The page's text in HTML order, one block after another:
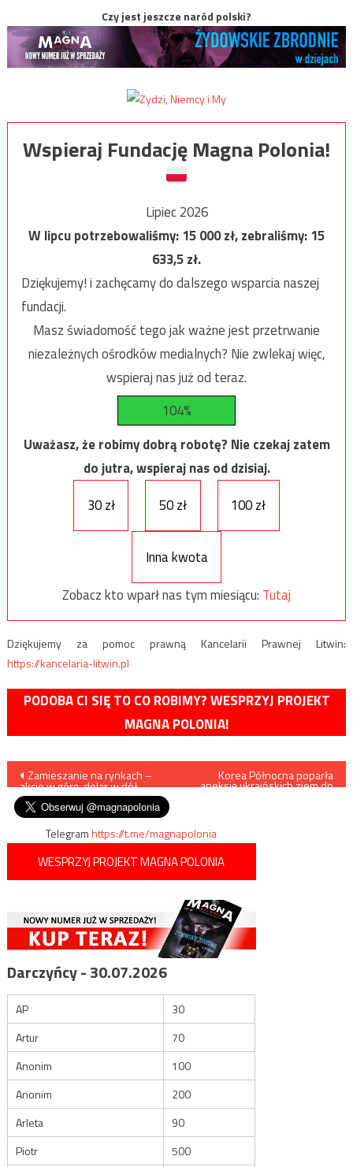
Czy jest jeszcze naród polski?
Wspieraj Fundację Magna Polonia!
Lipiec 2026
W lipcu potrzebowaliśmy:15 000zł, zebraliśmy:15
633,5zł.
Dziękujemy! i zachęcamy do dalszego wsparcia naszej
fundacji.
Masz świadomość tego jak ważne jest przetrwanie
niezależnych ośrodków medialnych? Nie zwlekaj więc,
wspieraj nas już od teraz.
104%
Uważasz, że robimy dobrą robotę? Nie czekaj zatem
do jutra, wspieraj nas od dzisiaj.
30 zł
50 zł 100 zł
Inna kwota
Zobacz kto wparł nas tym miesiącu: Tutaj
Dziękujemy za pomoc prawną Kancelarii Prawnej Litwin:
https://kancelaria-litwin.pl
PODOBA CI SIĘ TO CO ROBIMY? WESPRZYJ PROJEKT
MAGNA POLONIA!
Nawigacja
wpisu
Zamieszanie na rynkach –
akcje w górę, dolar w dół
Korea Północna poparła
aneksję ukraińskich ziem do
Telegramhttps://t.me/magnapolonia
WESPRZYJ PROJEKT MAGNA POLONIA
Darczyńcy - 30.07.2026
AP
30
Artur
70
Anonim
100
Anonim
200
Arleta
90
Piotr
500